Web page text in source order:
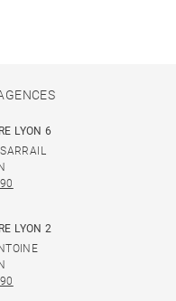
LYON 6
LYON 2